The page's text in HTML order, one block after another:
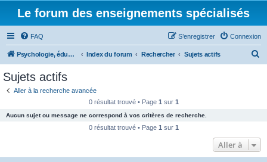
Le forum des enseignements spécialisés
FAQ Connexion
S’enregistrer
Psychologie, éducation & enseignement spécialisé Index du forum Rechercher Sujets actifs
c
Sujets actifs
Aller à la recherche avancée
0 résultat trouvé • Page 1 sur 1
Aucun sujet ou message ne correspond à vos critères de recherche.
0 résultat trouvé • Page 1 sur 1
Aller à